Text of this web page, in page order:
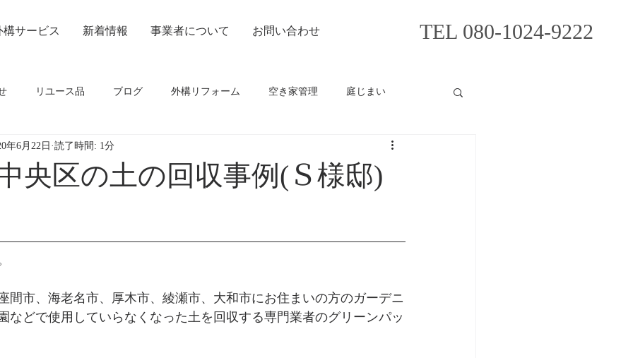
構サービス 新着情報 事業者について お問い合わせ TEL 080-1024-9222
リユース品 ブログ 外構リフォーム 空き家管理 庭じまい
央区の土の回収事例(Ｓ様邸)
年6月22日 読了時間: 1分
間市、海老名市、厚木市、綾瀬市、大和市にお住まいの方のガーデニ
などで使用していらなくなった土を回収する専門業者のグリーンパッ